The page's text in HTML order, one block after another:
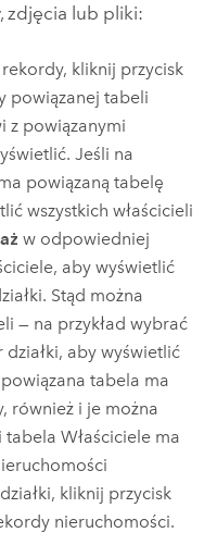
zdjęcia lub pliki:
kliknij przycisk
powiązanej tabeli
z powiązanymi
Jeśli na
powiązaną tabelę
wszystkich właścicieli
w odpowiedniej
aby wyświetlić
Stąd można
— na przykład wybrać
aby wyświetlić
tabela ma
również i je można
Właściciele ma
kliknij przycisk
nieruchomości.